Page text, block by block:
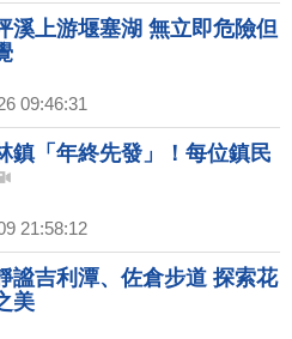
溪上游堰塞湖 無立即危險但
09:46:31
鎮「年終先發」！每位鎮民
21:58:12
謐吉利潭、佐倉步道 探索花
美